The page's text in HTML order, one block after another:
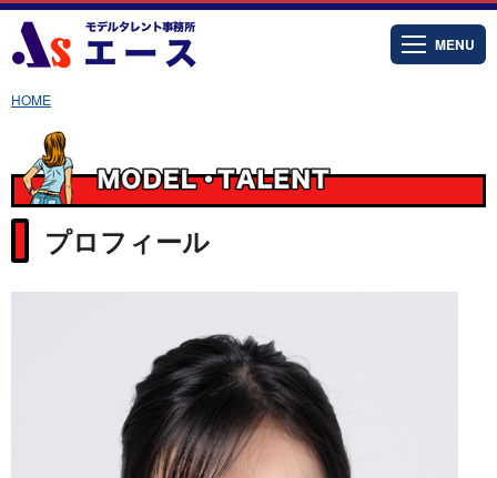
MENU
HOME
プロフィール